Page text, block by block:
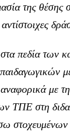
της θέσης
πεδία των
με
ΤΠΕ στη
στοχευμένων